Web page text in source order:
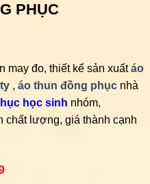
PHỤC
may đo, thiết kế sản xuấtáo
, áo thun đồng phụcnhà
học sinh nhóm,
chất lượng, giá thành cạnh